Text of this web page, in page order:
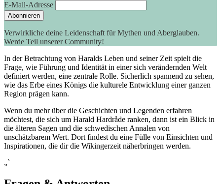
E-Mail-Adresse
Verwirkliche deine Leidenschaft für Mythen und Aberglauben.
Werde Teil unserer Community!
In der Betrachtung von Haralds Leben⁣ und seiner Zeit spielt die
Frage, wie Führung und Identität in einer sich verändernden Welt
definiert werden, eine zentrale Rolle. Sicherlich spannend zu sehen,
wie das Erbe eines Königs die kulturele Entwicklung einer ganzen
Region prägen kann.
Wenn du mehr über die Geschichten und Legenden erfahren​
möchtest, die⁢ sich um Harald Hardråde ranken, dann ist ein Blick in
die älteren Sagen und die schwedischen ⁣Annalen ⁣von
unschätzbarem Wert.⁣ Dort findest du eine Fülle von Einsichten und
Inspirationen, die dir die Wikingerzeit näherbringen werden.
„`